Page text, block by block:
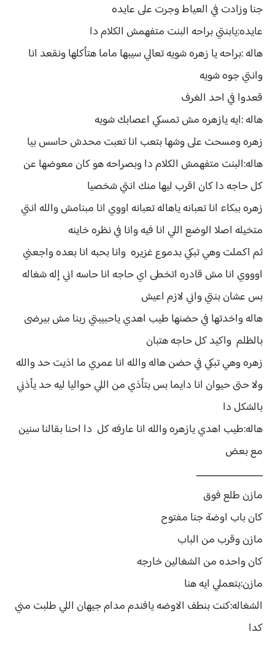
جنا وزادت في العياط وجرت على عايده
عايده:يابنتي براحه البنت متفهمش الكلام دا
هاله :براحه يا زهره شويه تعالي سيبها ماما هتأكلها ونقعد انا
وانتي جوه شويه
قعدوا في احد الغرف
هاله :ايه يازهره مش تمسكي اعصابك شويه
زهره ومسحت على وشها بتعب انا تعبت محدش حاسس بيا
هاله:البنت متفهمش الكلام دا وبصراحه هو كان معوضها عن
كل حاجه دا كان اقرب ليها منك انتي شخصيا
زهره ببكاء انا تعبانه ياهاله تعبانه اووي انا مبنامش والله انتي
متخيله اصلا الوضع اللي انا فيه وانا في نظره خاينه
ثم اكملت وهي تبكي بدموع غزيره وانا بحبه انا بعده واجعني
اوووي انا مش قادره اتخطى اي حاجه انا حاسه اني إله شغاله
بس عشان بنتي واني لازم اعيش
هاله واخدتها في حضنها طيب اهدي ياحبيبتي ربنا مش بيرضى
بالظلم واكيد كل حاجه هتبان
زهره وهي تبكي في حضن هاله والله انا عمري ما اذيت حد والله
ولا حتى حيوان انا دايما بس بتأذي من اللي حواليا ليه حد يأذني
بالشكل دا
هاله:طيب اهدي يازهره والله انا عارفه كل دا احنا بقالنا سنين
مع بعض
ـــــــــــــــــــــــــــ
مازن طلع فوق
كان باب اوضة جنا مفتوح
مازن وقرب من الباب
كان واحده من الشغالين خارجه
مازن:بتعملي ايه هنا
الشغاله:كنت بنطف الاوضه يافندم مدام جيهان اللي طلبت مني
كدا